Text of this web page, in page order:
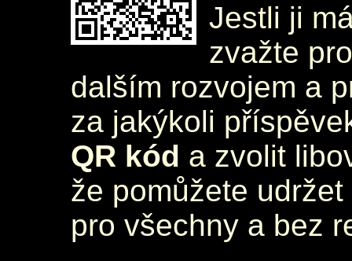
Jestli ji
zvažte
dalším rozvojem a
za jakýkoli
QR kód a zvolit
že pomůžete
pro všechny a bez